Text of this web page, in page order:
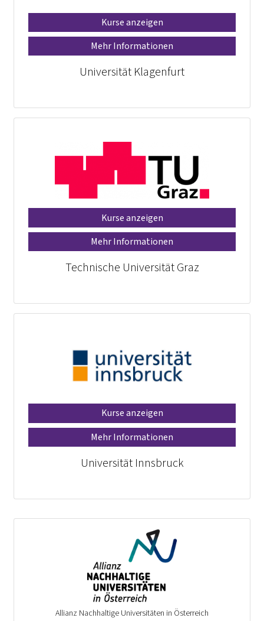
Kurse anzeigen
Mehr Informationen
Universität Klagenfurt
Kurse anzeigen
Mehr Informationen
Technische Universität Graz
Kurse anzeigen
Mehr Informationen
Universität Innsbruck
Allianz Nachhaltige Universitäten in Österreich